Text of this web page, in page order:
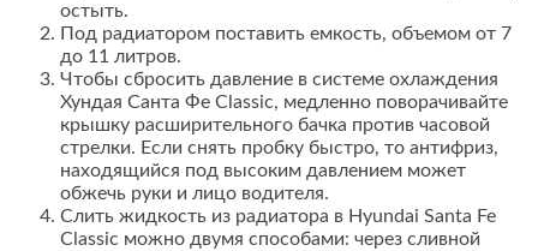
остыть.
Под радиатором поставить емкость, объемом от 7
до 11 литров.
Чтобы сбросить давление в системе охлаждения
Хундая Санта Фе Classic, медленно поворачивайте
крышку расширительного бачка против часовой
стрелки. Если снять пробку быстро, то антифриз,
находящийся под высоким давлением может
обжечь руки и лицо водителя.
Слить жидкость из радиатора в Hyundai Santa Fe
Classic можно двумя способами: через сливной